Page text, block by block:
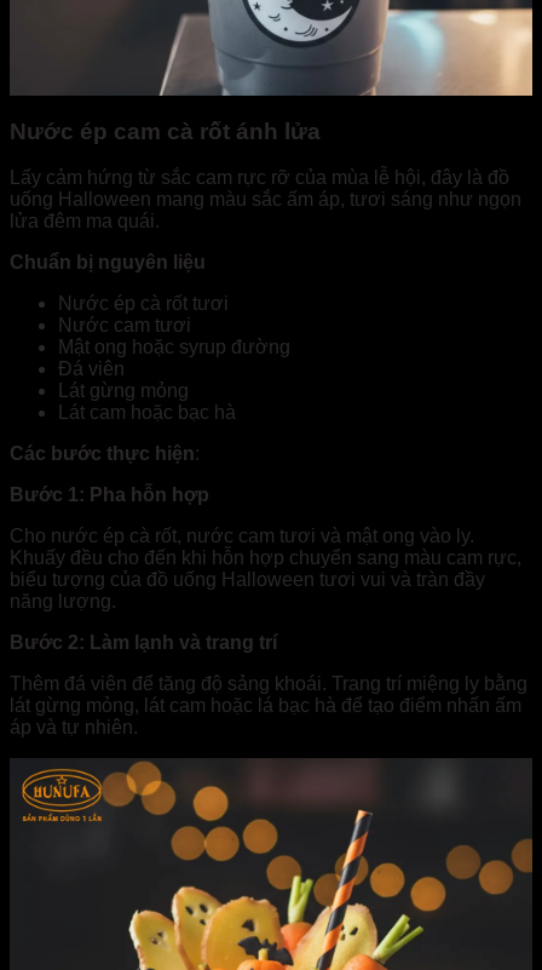
Nước ép cam cà rốt ánh lửa
Lấy cảm hứng từ sắc cam rực rỡ của mùa lễ hội, đây là đồ
uống Halloween mang màu sắc ấm áp, tươi sáng như ngọn
lửa đêm ma quái.
Chuẩn bị nguyên liệu
Nước ép cà rốt tươi
Nước cam tươi
Mật ong hoặc syrup đường
Đá viên
Lát gừng mỏng
Lát cam hoặc bạc hà
Các bước thực hiện:
Bước 1: Pha hỗn hợp
Cho nước ép cà rốt, nước cam tươi và mật ong vào ly.
Khuấy đều cho đến khi hỗn hợp chuyển sang màu cam rực,
biểu tượng của đồ uống Halloween tươi vui và tràn đầy
năng lượng.
Bước 2: Làm lạnh và trang trí
Thêm đá viên để tăng độ sảng khoái. Trang trí miệng ly bằng
lát gừng mỏng, lát cam hoặc lá bạc hà để tạo điểm nhấn ấm
áp và tự nhiên.